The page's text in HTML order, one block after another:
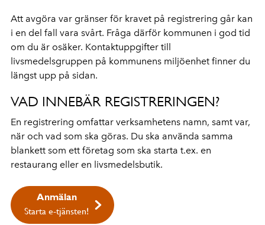
Att avgöra var gränser för kravet på registrering går kan
i en del fall vara svårt. Fråga därför kommunen i god tid
om du är osäker. Kontaktuppgifter till
livsmedelsgruppen på kommunens miljöenhet finner du
längst upp på sidan.
VAD INNEBÄR REGISTRERINGEN?
En registrering omfattar verksamhetens namn, samt var,
när och vad som ska göras. Du ska använda samma
blankett som ett företag som ska starta t.ex. en
restaurang eller en livsmedelsbutik.
Anmälan
Starta e-tjänsten!